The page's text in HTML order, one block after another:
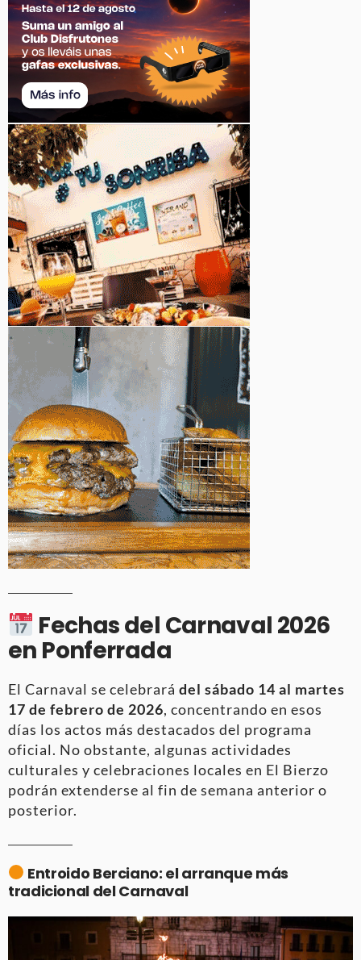
Fechas del Carnaval 2026
en Ponferrada
El Carnaval se celebrará del sábado 14 al martes
17 de febrero de 2026, concentrando en esos
días los actos más destacados del programa
oficial. No obstante, algunas actividades
culturales y celebraciones locales en El Bierzo
podrán extenderse al fin de semana anterior o
posterior.
Entroido Berciano: el arranque más
tradicional del Carnaval